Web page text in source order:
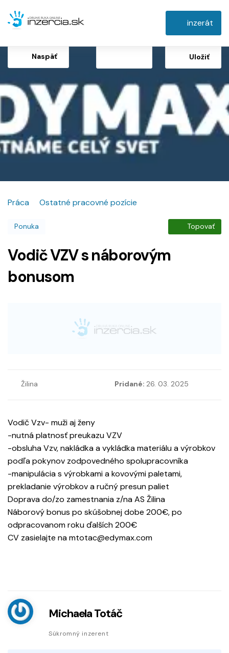
inzerát
Naspäť Uložiť
Práca Ostatné pracovné pozície
Ponuka Topovať
Vodič VZV s náborovým
bonusom
Žilina Pridané: 26. 03. 2025
Vodič Vzv- muži aj ženy
-nutná platnosť preukazu VZV
-obsluha Vzv, nakládka a vykládka materiálu a výrobkov
podľa pokynov zodpovedného spolupracovníka
-manipulácia s výrobkami a kovovými paletami,
prekladanie výrobkov a ručný presun paliet
Doprava do/zo zamestnania z/na AS Žilina
Náborový bonus po skúšobnej dobe 200€, po
odpracovanom roku ďalších 200€
CV zasielajte na mtotac@edymax.com
Michaela Totáč
Súkromný inzerent